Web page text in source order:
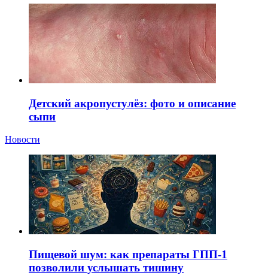
Детский акропустулёз: фото и описание
сыпи
Новости
Пищевой шум: как препараты ГПП-1
позволили услышать тишину